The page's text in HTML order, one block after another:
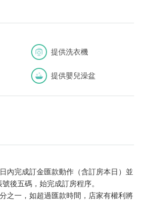
提供洗衣機
提供嬰兒澡盆
內完成訂金匯款動作（含訂房本日）並
後五碼，始完成訂房程序。
之一，如超過匯款時間，店家有權利將